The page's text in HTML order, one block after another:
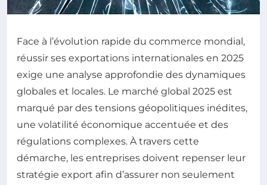
Face à l’évolution rapide du commerce mondial,
réussir ses exportations internationales en 2025
exige une analyse approfondie des dynamiques
globales et locales. Le marché global 2025 est
marqué par des tensions géopolitiques inédites,
une volatilité économique accentuée et des
régulations complexes. À travers cette
démarche, les entreprises doivent repenser leur
stratégie export afin d’assurer non seulement